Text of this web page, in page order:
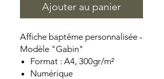
Ajouter au panier
Affiche baptême personnalisée -
Modèle "Gabin"
Format : A4, 300gr/m²
Numérique